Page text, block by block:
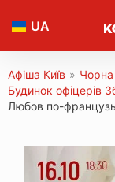
UA
Афіша Київ » Чорна
Будинок офіцерів
Любов по-